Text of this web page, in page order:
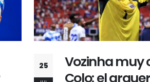
25
Universitario
Cusco FC con